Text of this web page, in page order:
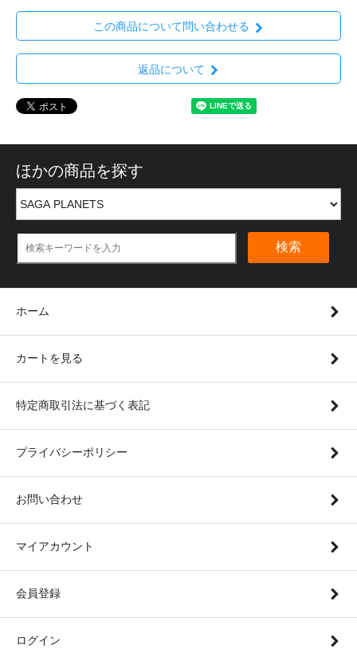
この商品について問い合わせる
返品について
ほかの商品を探す
検索
ホーム
カートを見る
特定商取引法に基づく表記
プライバシーポリシー
お問い合わせ
マイアカウント
会員登録
ログイン